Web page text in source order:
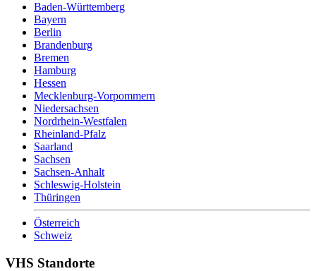
Baden-Württemberg
Bayern
Berlin
Brandenburg
Bremen
Hamburg
Hessen
Mecklenburg-Vorpommern
Niedersachsen
Nordrhein-Westfalen
Rheinland-Pfalz
Saarland
Sachsen
Sachsen-Anhalt
Schleswig-Holstein
Thüringen
Österreich
Schweiz
VHS Standorte